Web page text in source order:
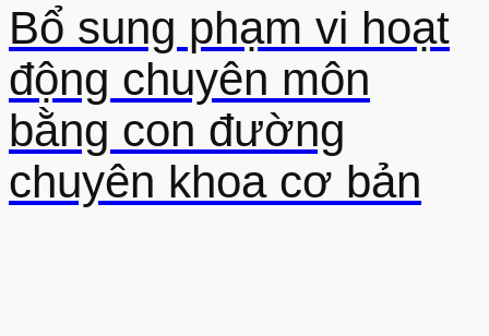
Bổ sung phạm vi hoạt
động chuyên môn
bằng con đường
chuyên khoa cơ bản